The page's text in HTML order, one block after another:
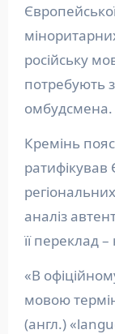
російську
потребують
омбудсмена.
Кремінь
ратифікував
аналіз
її переклад
«В
мовою
(англ.)